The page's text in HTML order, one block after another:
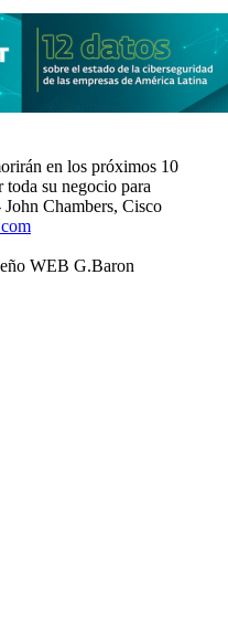
en los próximos 10
toda su negocio para
John Chambers, Cisco
WEB G.Baron